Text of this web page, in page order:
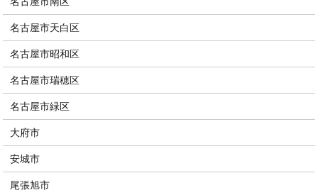
名古屋市天白区
名古屋市昭和区
名古屋市瑞穂区
名古屋市緑区
大府市
安城市
尾張旭市